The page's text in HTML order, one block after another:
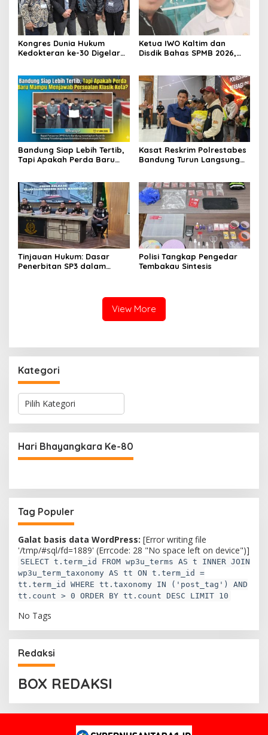
Kongres Dunia Hukum
Kedokteran ke-30 Digelar
Global Kesehatan
Ketua IWO Kaltim dan
Disdik Bahas SPMB 2026,
bagi Calon Murid
Bandung Siap Lebih Tertib,
Tapi Apakah Perda Baru
Kasat Reskrim Polrestabes
Bandung Turun Langsung
Tinjauan Hukum: Dasar
Penerbitan SP3 dalam
Polisi Tangkap Pengedar
Tembakau Sintesis
View More
Kategori
K
e
g
o
r
Hari Bhayangkara Ke-80
Tag Populer
Galat basis data WordPress: [Error writing file
'/tmp/#sql/fd=1889' (Errcode: 28 "No space left on device")]
SELECT t.term_id FROM wp3u_terms AS t INNER JOIN
wp3u_term_taxonomy AS tt ON t.term_id =
tt.term_id WHERE tt.taxonomy IN ('post_tag') AND
tt.count > 0 ORDER BY tt.count DESC LIMIT 10
No Tags
Redaksi
BOX REDAKSI